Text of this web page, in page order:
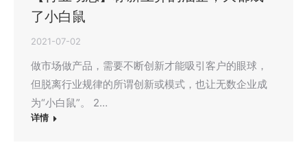
了小白鼠
2021-07-02
做市场做产品，需要不断创新才能吸引客户的眼球，
但脱离行业规律的所谓创新或模式，也让无数企业成
为“小白鼠”。 2…
详情